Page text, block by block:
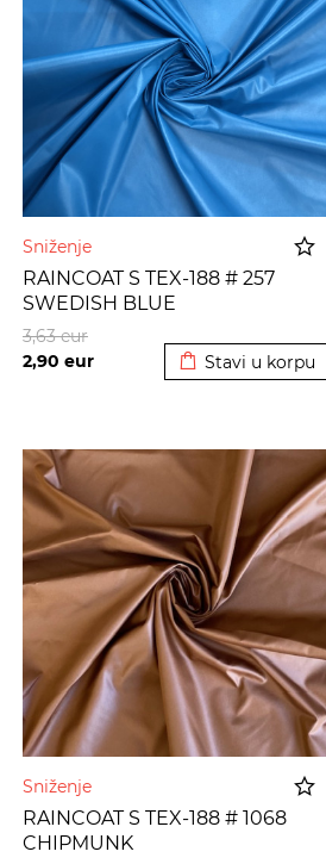
Sniženje
RAINCOAT S TEX-188 # 257
SWEDISH BLUE
2,90 eur
3,63eur
Stavi u korpu
Sniženje
RAINCOAT S TEX-188 # 1068
CHIPMUNK